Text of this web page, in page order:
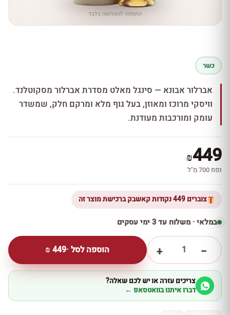
התמונה להמחשה בלבד
כשר
אברלור אבונא — סינגל מאלט מסדרת אברלור מסקוטלנד.
וויסקי מרוכז ומאוזן, בעל גוף מלא ומרקם חלק, שמשדר
עומק ומורכבות מעודנת.
₪449
נפח 700 מ''ל
צוברים 449 נקודות קאשבק ברכישת מוצר זה
במלאי · משלוח עד 3 ימי עסקים
−
1
+ הוספה לסל ·449
₪
צריכים עזרה או יש לכם שאלה?
דברו איתנו בוואטסאפ ←